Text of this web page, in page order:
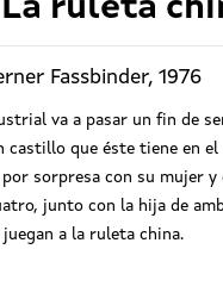
La ruleta
Fassbinder, 1976
va a pasar un fin de
castillo que éste tiene en el
sorpresa con su mujer y
junto con la hija de
juegan a la ruleta china.